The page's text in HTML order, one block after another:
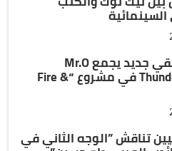
تعاون موسيقي جديد يجمع Mr.O
وThunder Promote في مشروع “Fire &
تناقش ”الوجه الثاني في